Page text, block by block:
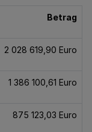
Betrag
2 028 619,90 Euro
1 386 100,61 Euro
875 123,03 Euro